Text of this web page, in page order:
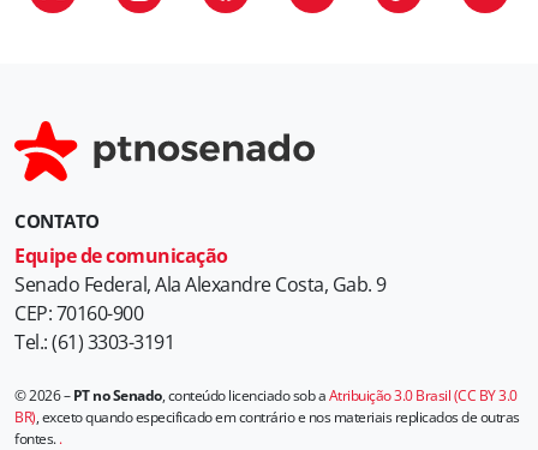
CONTATO
Equipe de comunicação
Senado Federal, Ala Alexandre Costa, Gab. 9
CEP: 70160-900
Tel.: (61) 3303-3191
© 2026 –PT no Senado, conteúdo licenciado sob aAtribuição 3.0 Brasil (CC BY 3.0
BR), exceto quando especificado em contrário e nos materiais replicados de outras
fontes..